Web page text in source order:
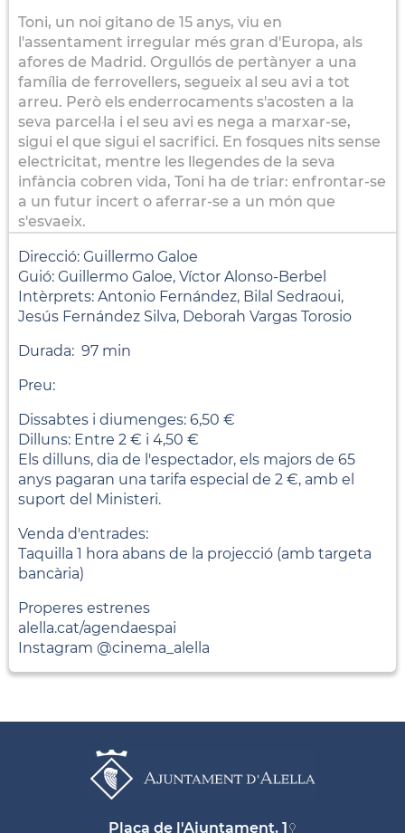
Toni, un noi gitano de 15 anys, viu en
l'assentament irregular més gran d'Europa, als
afores de Madrid. Orgullós de pertànyer a una
família de ferrovellers, segueix al seu avi a tot
arreu. Però els enderrocaments s'acosten a la
seva parcel·la i el seu avi es nega a marxar-se,
sigui el que sigui el sacrifici. En fosques nits sense
electricitat, mentre les llegendes de la seva
infància cobren vida, Toni ha de triar: enfrontar-se
a un futur incert o aferrar-se a un món que
s'esvaeix.
Direcció: Guillermo Galoe
Guió: Guillermo Galoe, Víctor Alonso-Berbel
Intèrprets: Antonio Fernández, Bilal Sedraoui,
Jesús Fernández Silva, Deborah Vargas Torosio
Durada: 97 min
Preu:
Dissabtes i diumenges: 6,50 €
Dilluns: Entre 2 € i 4,50 €
Els dilluns, dia de l'espectador, els majors de 65
anys pagaran una tarifa especial de 2 €, amb el
suport del Ministeri.
Venda d'entrades:
Taquilla 1 hora abans de la projecció (amb targeta
bancària)
Properes estrenes
alella.cat/agendaespai
Instagram @cinema_alella
Plaça de l'Ajuntament, 1